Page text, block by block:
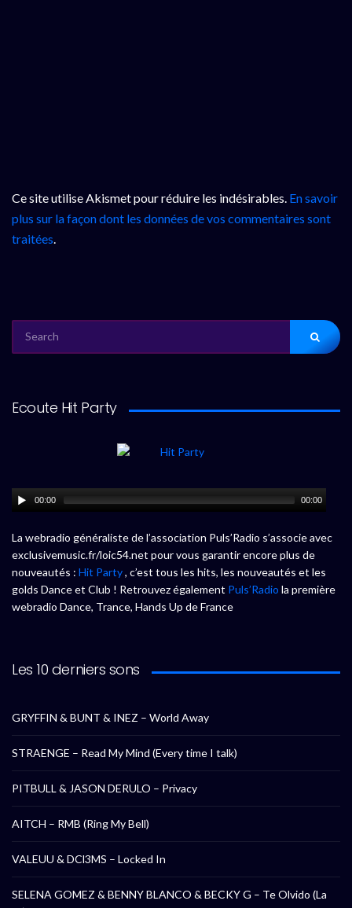
Ce site utilise Akismet pour réduire les indésirables. En savoir
plus sur la façon dont les données de vos commentaires sont
traitées.
FOR:
Ecoute Hit Party
00:00 00:00
La webradio généraliste de l’association Puls’Radio s’associe avec
exclusivemusic.fr/loic54.net pour vous garantir encore plus de
nouveautés : Hit Party, c’est tous les hits, les nouveautés et les
golds Dance et Club ! Retrouvez également Puls’Radio la première
webradio Dance, Trance, Hands Up de France
Les 10 derniers sons
GRYFFIN & BUNT & INEZ – World Away
STRAENGE – Read My Mind (Every time I talk)
PITBULL & JASON DERULO – Privacy
AITCH – RMB (Ring My Bell)
VALEUU & DCl3MS – Locked In
SELENA GOMEZ & BENNY BLANCO & BECKY G – Te Olvido (La